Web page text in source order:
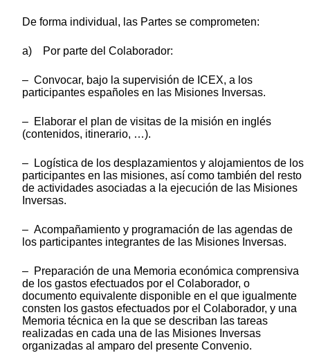
De forma individual, las Partes se comprometen:
a) Por parte del Colaborador:
– Convocar, bajo la supervisión de ICEX, a los
participantes españoles en las Misiones Inversas.
– Elaborar el plan de visitas de la misión en inglés
(contenidos, itinerario, …).
– Logística de los desplazamientos y alojamientos de los
participantes en las misiones, así como también del resto
de actividades asociadas a la ejecución de las Misiones
Inversas.
– Acompañamiento y programación de las agendas de
los participantes integrantes de las Misiones Inversas.
– Preparación de una Memoria económica comprensiva
de los gastos efectuados por el Colaborador, o
documento equivalente disponible en el que igualmente
consten los gastos efectuados por el Colaborador, y una
Memoria técnica en la que se describan las tareas
realizadas en cada una de las Misiones Inversas
organizadas al amparo del presente Convenio.